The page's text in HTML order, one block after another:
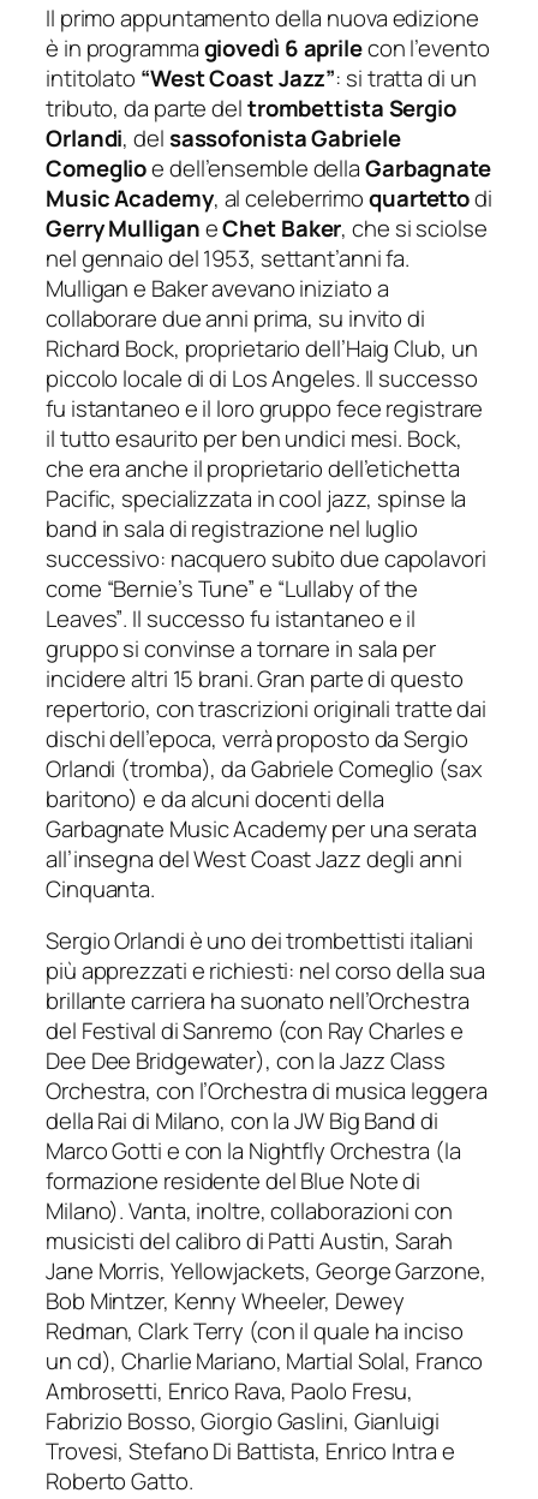
Il primo appuntamento della nuova edizione
è in programmagiovedì 6 aprilecon l’evento
intitolato “West Coast Jazz”: si tratta di un
tributo, da parte deltrombettista Sergio
Orlandi, delsassofonista Gabriele
Comeglioe dell’ensemble dellaGarbagnate
Music Academy, al celeberrimoquartettodi
Gerry MulliganeChet Baker, che si sciolse
nel gennaio del 1953, settant’anni fa.
Mulligan e Baker avevano iniziato a
collaborare due anni prima, su invito di
Richard Bock, proprietario dell’Haig Club, un
piccolo locale di di Los Angeles. Il successo
fu istantaneo e il loro gruppo fece registrare
il tutto esaurito per ben undici mesi. Bock,
che era anche il proprietario dell’etichetta
Pacific, specializzata in cool jazz, spinse la
band in sala di registrazione nel luglio
successivo: nacquero subito due capolavori
come “Bernie’s Tune”e “Lullaby of the
Leaves”. Il successo fu istantaneo e il
gruppo si convinse a tornare in sala per
incidere altri 15 brani. Gran parte di questo
repertorio, con trascrizioni originali tratte dai
dischi dell’epoca, verrà proposto da Sergio
Orlandi (tromba), da Gabriele Comeglio (sax
baritono) e da alcuni docenti della
Garbagnate Music Academy per una serata
all’insegna del West Coast Jazz degli anni
Cinquanta.
Sergio Orlandi è uno dei trombettisti italiani
più apprezzati e richiesti: nel corso della sua
brillante carriera ha suonato nell’Orchestra
del Festival di Sanremo (con Ray Charles e
Dee Dee Bridgewater), con la Jazz Class
Orchestra, con l’Orchestra di musica leggera
della Rai di Milano, con la JW Big Band di
Marco Gotti e con la Nightfly Orchestra (la
formazione residente del Blue Note di
Milano). Vanta, inoltre, collaborazioni con
musicisti del calibro di Patti Austin, Sarah
Jane Morris, Yellowjackets, George Garzone,
Bob Mintzer, Kenny Wheeler, Dewey
Redman, Clark Terry (con il quale ha inciso
un cd), Charlie Mariano, Martial Solal, Franco
Ambrosetti, Enrico Rava, Paolo Fresu,
Fabrizio Bosso, Giorgio Gaslini, Gianluigi
Trovesi, Stefano Di Battista, Enrico Intra e
Roberto Gatto.